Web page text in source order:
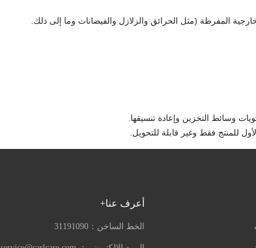
المفرطة (مثل الحرائق والزلازل والفيضانات وما إلى ذلك.
وسائط التخزين وإعادة تنسيقها.
للمنتج فقط وغير قابلة للتحويل.
أعرف عنا+
الخط الساخن： 31191090